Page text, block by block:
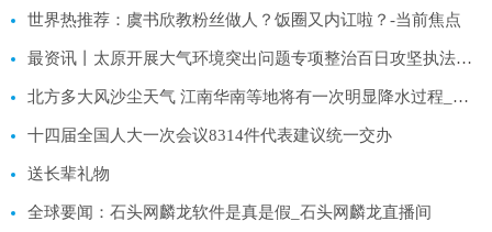
世界热推荐：虞书欣教粉丝做人？饭圈又内讧啦？-当前焦点
最资讯丨太原开展大气环境突出问题专项整治百日攻坚执法行动
北方多大风沙尘天气 江南华南等地将有一次明显降水过程_环球即时看
十四届全国人大一次会议8314件代表建议统一交办
送长辈礼物
全球要闻：石头网麟龙软件是真是假_石头网麟龙直播间